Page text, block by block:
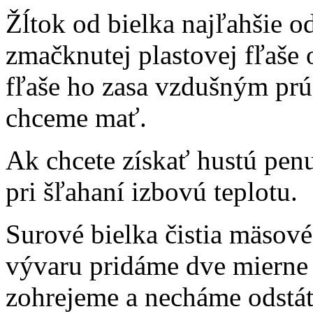
Žĺtok od bielka najľahšie
zmačknutej plastovej fľaše
fľaše ho zasa vzdušným
chceme mať.
Ak chcete získať hustú
pri šľahaní izbovú teplotu.
Surové bielka čistia
vývaru pridáme dve
zohrejeme a necháme